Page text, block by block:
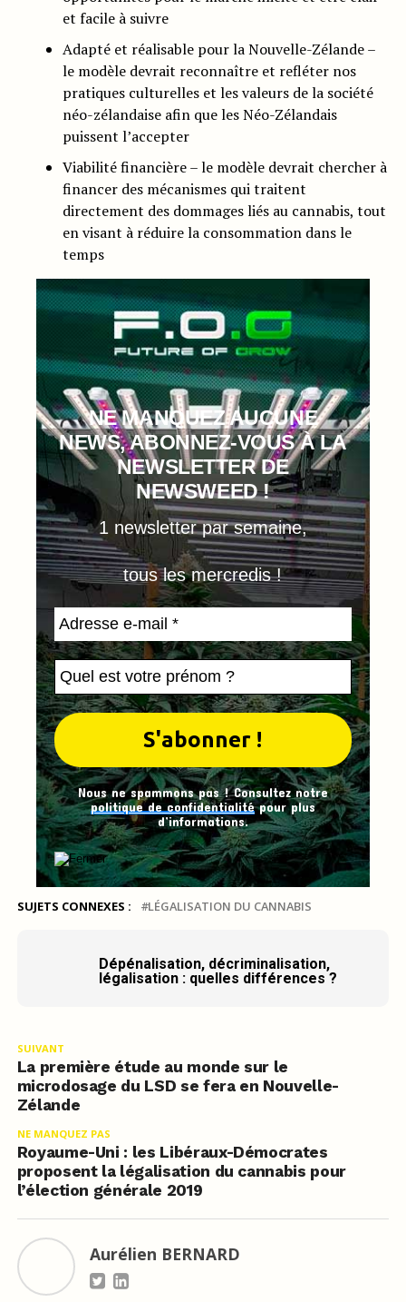
et facile à suivre
Adapté et réalisable pour la Nouvelle-Zélande –
le modèle devrait reconnaître et refléter nos
pratiques culturelles et les valeurs de la société
néo-zélandaise afin que les Néo-Zélandais
puissent l’accepter
Viabilité financière – le modèle devrait chercher à
financer des mécanismes qui traitent
directement des dommages liés au cannabis, tout
en visant à réduire la consommation dans le
temps
NE MANQUEZ AUCUNE
NEWS, ABONNEZ-VOUS À LA
NEWSLETTER DE
NEWSWEED !
1 newsletter par semaine,
tous les mercredis !
Nous ne spammons pas ! Consultez notre
politique de confidentialitépour plus
d’informations.
SUJETS CONNEXES : LÉGALISATION DU CANNABIS
Dépénalisation, décriminalisation,
légalisation : quelles différences ?
SUIVANT
La première étude au monde sur le
microdosage du LSD se fera en Nouvelle-
Zélande
NE MANQUEZ PAS
Royaume-Uni : les Libéraux-Démocrates
proposent la légalisation du cannabis pour
l’élection générale 2019
Aurélien BERNARD